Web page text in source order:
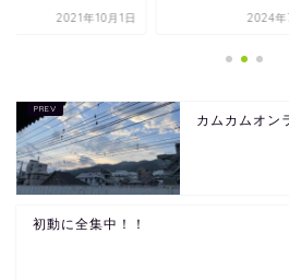
2021年10月1日 2024年
カムカムオン
初動に全集中！！